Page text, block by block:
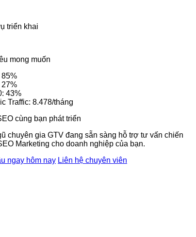
triển khai
mong muốn
85%
27%
43%
Traffic: 8.478/tháng
cùng bạn phát triển
chuyên gia GTV đang sẵn sàng hỗ trợ tư vấn chiến
Marketing cho doanh nghiệp của bạn.
ngay hôm nay Liên hệ chuyên viên